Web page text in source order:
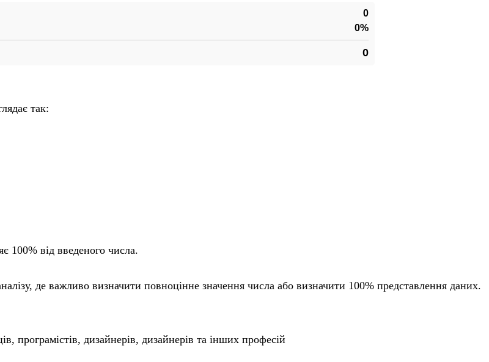
0
0%
0
так:
100% від введеного числа.
де важливо визначити повноцінне значення числа або визначити 100% представлення даних.
програмістів, дизайнерів, дизайнерів та інших професій